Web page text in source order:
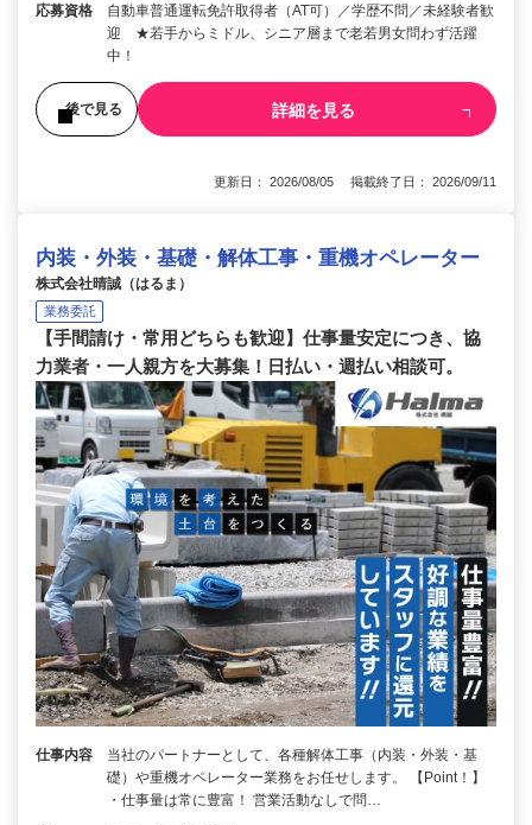
応募資格
自動車普通運転免許取得者（AT可）／学歴不問／未経験者歓
迎 ★若手からミドル、シニア層まで老若男女問わず活躍
中！
後で見る 詳細を見る
更新日： 2026/08/05 掲載終了日： 2026/09/11
内装・外装・基礎・解体工事・重機オペレーター
株式会社晴誠（はるま）
業務委託
【手間請け・常用どちらも歓迎】仕事量安定につき、協
力業者・一人親方を大募集！日払い・週払い相談可。
仕事内容
当社のパートナーとして、各種解体工事（内装・外装・基
礎）や重機オペレーター業務をお任せします。 【Point！】
・仕事量は常に豊富！ 営業活動なしで問…